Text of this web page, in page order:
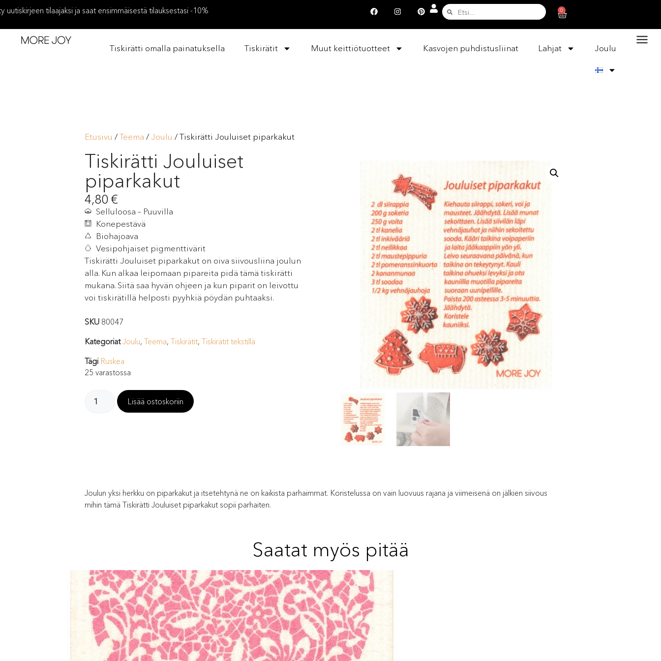
0
uutiskirjeen tilaajaksi ja saat ensimmäisestä tilauksestasi -10%
Tiskirätti omalla painatuksella Tiskirätit Muut keittiötuotteet Kasvojen puhdistusliinat Lahjat Joulu
Etusivu /Teema / Joulu / Tiskirätti Jouluiset piparkakut
Tiskirätti Jouluiset
piparkakut
4,80 €
Selluloosa – Puuvilla
Konepestävä
Biohajoava
Vesipohjaiset pigmenttivärit
Tiskirätti Jouluiset piparkakut on oiva siivousliina joulun
alla. Kun alkaa leipomaan pipareita pidä tämä tiskirätti
mukana. Siitä saa hyvän ohjeen ja kun piparit on leivottu
voi tiskirätillä helposti pyyhkiä pöydän puhtaaksi.
SKU 80047
Kategoriat Joulu, Teema, Tiskirätit, Tiskirätit tekstillä
Tägi Ruskea
25 varastossa
Lisää ostoskoriin
Joulun yksi herkku on piparkakut ja itsetehtynä ne on kaikista parhaimmat. Koristelussa on vain luovuus rajana ja viimeisenä on jälkien siivous
mihin tämä Tiskirätti Jouluiset piparkakut sopii parhaiten.
Saatat myös pitää